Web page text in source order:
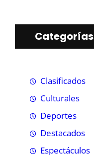
Categorías
Clasificados
Culturales
Deportes
Destacados
Espectáculos